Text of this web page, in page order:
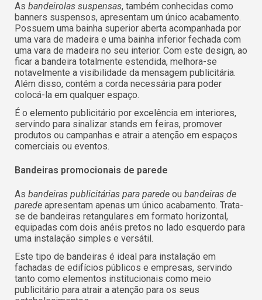
As bandeirolas suspensas, também conhecidas como
banners suspensos, apresentam um único acabamento.
Possuem uma bainha superior aberta acompanhada por
uma vara de madeira e uma bainha inferior fechada com
uma vara de madeira no seu interior. Com este design, ao
ficar a bandeira totalmente estendida, melhora-se
notavelmente a visibilidade da mensagem publicitária.
Além disso, contém a corda necessária para poder
colocá-la em qualquer espaço.
É o elemento publicitário por excelência em interiores,
servindo para sinalizar stands em feiras, promover
produtos ou campanhas e atrair a atenção em espaços
comerciais ou eventos.
Bandeiras promocionais de parede
As bandeiras publicitárias para parede ou bandeiras de
parede apresentam apenas um único acabamento. Trata-
se de bandeiras retangulares em formato horizontal,
equipadas com dois anéis pretos no lado esquerdo para
uma instalação simples e versátil.
Este tipo de bandeiras é ideal para instalação em
fachadas de edifícios públicos e empresas, servindo
tanto como elementos institucionais como meio
publicitário para atrair a atenção para os seus